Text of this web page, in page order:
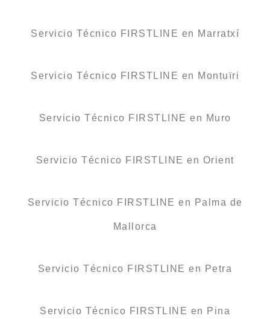
Servicio Técnico FIRSTLINE en Marratxí
Servicio Técnico FIRSTLINE en Montuïri
Servicio Técnico FIRSTLINE en Muro
Servicio Técnico FIRSTLINE en Orient
Servicio Técnico FIRSTLINE en Palma de
Mallorca
Servicio Técnico FIRSTLINE en Petra
Servicio Técnico FIRSTLINE en Pina